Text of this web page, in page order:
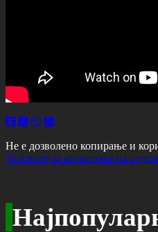
Не е дозволено копирање и
Условите за користење на